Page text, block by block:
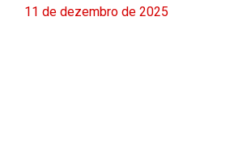
11 de dezembro de 2025